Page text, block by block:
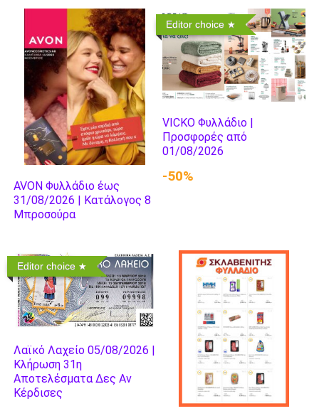
AVON Φυλλάδιο έως
31/08/2026 | Κατάλογος 8
Μπροσούρα
Editor choice
VICKO Φυλλάδιο |
Προσφορές από
01/08/2026
-50%
Editor choice
Λαϊκό Λαχείο 05/08/2026 |
Κλήρωση 31η
Αποτελέσματα Δες Αν
Κέρδισες